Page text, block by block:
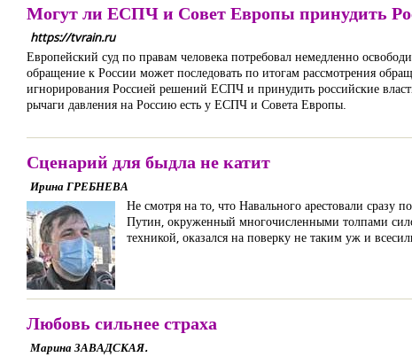
Могут ли ЕСПЧ и Совет Европы принудить
https://tvrain.ru
Европейский суд по правам человека потребовал немедленно
обращение к России может последовать по итогам рассмотрения
игнорирования Россией решений ЕСПЧ и принудить российские
рычаги давления на Россию есть у ЕСПЧ и Совета Европы.
Сценарий для быдла не катит
Ирина ГРЕБНЕВА
Не смотря на то, что Навального арестовали сразу
Путин, окруженный многочисленными толпами
техникой, оказался на поверку не таким уж и
Любовь сильнее страха
Марина ЗАВАДСКАЯ.